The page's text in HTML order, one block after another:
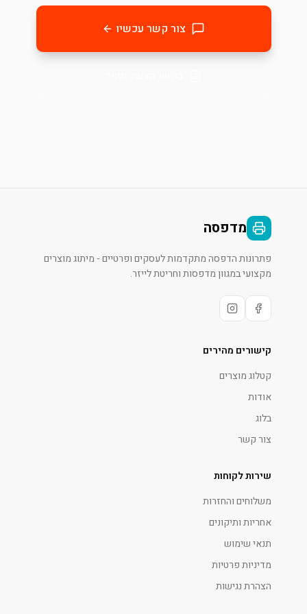
צור קשר עכשיו
מדפסה
פתרונות הדפסה מתקדמות לעסקים ופרטיים - מיתוג מוצרים
מקצועי במגוון מדפסות וחריטת לייזר.
קישורים מהירים
קטלוג מוצרים
אודות
בלוג
צור קשר
שירות לקוחות
משלוחים והחזרות
אחריות ותיקונים
תנאי שימוש
מדיניות פרטיות
הצהרת נגישות